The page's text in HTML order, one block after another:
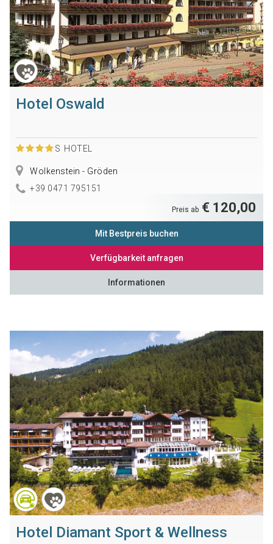
Hotel Oswald
S HOTEL
Wolkenstein - Gröden
+39 0471 795151
Preis ab € 120,00
Mit Bestpreis buchen
Verfügbarkeit anfragen
Informationen
Hotel Diamant Sport & Wellness